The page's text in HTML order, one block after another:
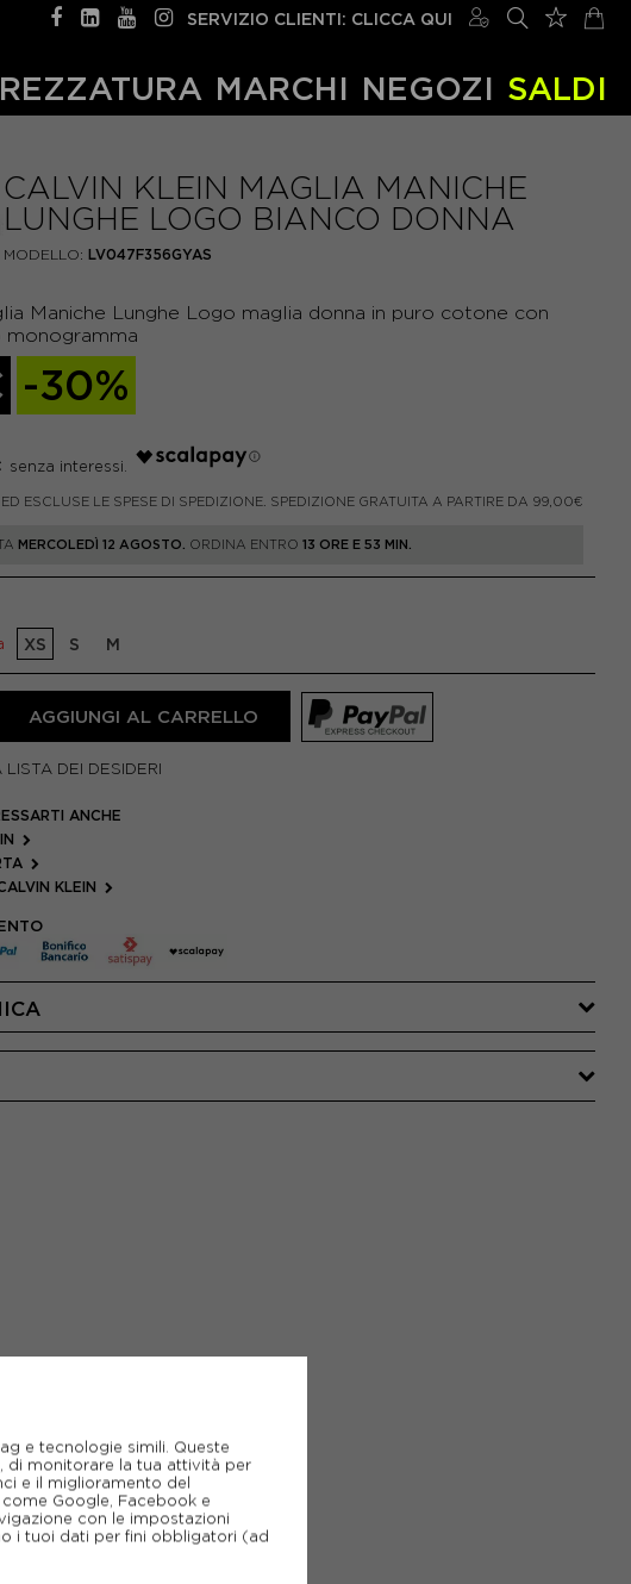
SERVIZIO CLIENTI: CLICCA QUI
MARCHI NEGOZI SALDI
CALVIN KLEIN MAGLIA MANICHE
LUNGHE LOGO BIANCO DONNA
MODELLO: LV047F356GYAS
Maniche Lunghe Logo maglia donna in puro cotone con
-30%
ESCLUSE LE SPESE DI SPEDIZIONE. SPEDIZIONE GRATUITA A PARTIRE DA 99,00€
MERCOLEDÌ 12 AGOSTO. ORDINA ENTRO 13 ORE E 53 MIN.
XS S M
AGGIUNGI AL CARRELLO
LISTA DEI DESIDERI
ANCHE
KLEIN
e tecnologie simili. Queste
di monitorare la tua attività per
e il miglioramento del
Google, Facebook e
con le impostazioni
i tuoi dati per fini obbligatori (ad